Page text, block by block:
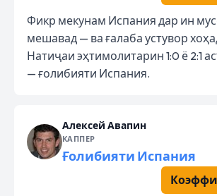
Фикр мекунам Испания дар ин
мешавад — ва ғалаба устувор
Натиҷаи эҳтимолитарин 1:0 ё 2:1
— ғолибияти Испания.
Алексей Авапин
КАППЕР
Ғолибияти Испания